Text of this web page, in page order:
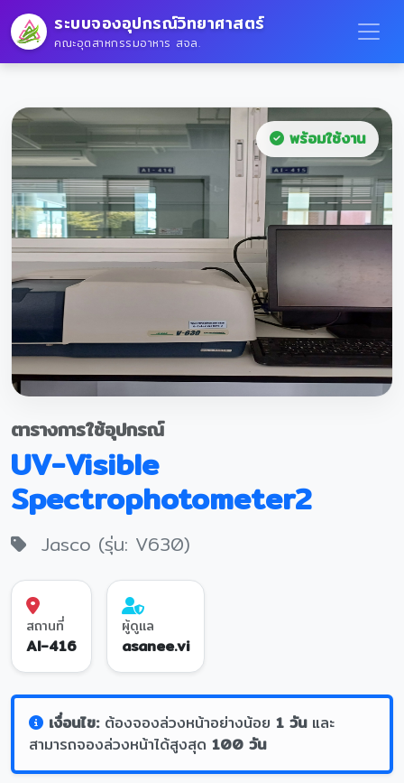
ระบบจองอุปกรณ์วิทยาศาสตร์
คณะอุตสาหกรรมอาหาร สจล.
พร้อมใช้งาน
ตารางการใช้อุปกรณ์
UV-Visible
Spectrophotometer2
Jasco (รุ่น: V630)
สถานที่
AI-416
ผู้ดูแล
asanee.vi
เงื่อนไข:ต้องจองล่วงหน้าอย่างน้อย 1 วันและ
สามารถจองล่วงหน้าได้สูงสุด 100 วัน